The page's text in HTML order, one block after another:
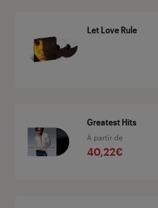
Let Love Rule
Greatest Hits
À partir de
40,22€